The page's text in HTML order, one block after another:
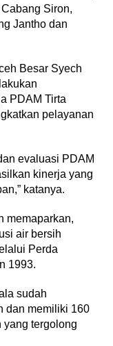
Siron,
Jantho dan
Besar Syech
PDAM Tirta
pelayanan
evaluasi PDAM
kinerja yang
katanya.
memaparkan,
air bersih
Perda
1993.
sudah
dan memiliki 160
yang tergolong